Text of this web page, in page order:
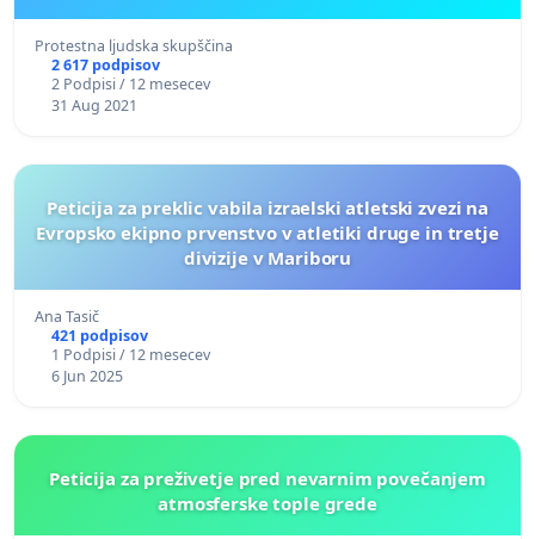
Protestna ljudska skupščina
2 617 podpisov
2 Podpisi / 12 mesecev
31 Aug 2021
Peticija za preklic vabila izraelski atletski zvezi na
Evropsko ekipno prvenstvo v atletiki druge in tretje
divizije v Mariboru
Ana Tasič
421 podpisov
1 Podpisi / 12 mesecev
6 Jun 2025
Peticija za preživetje pred nevarnim povečanjem
atmosferske tople grede